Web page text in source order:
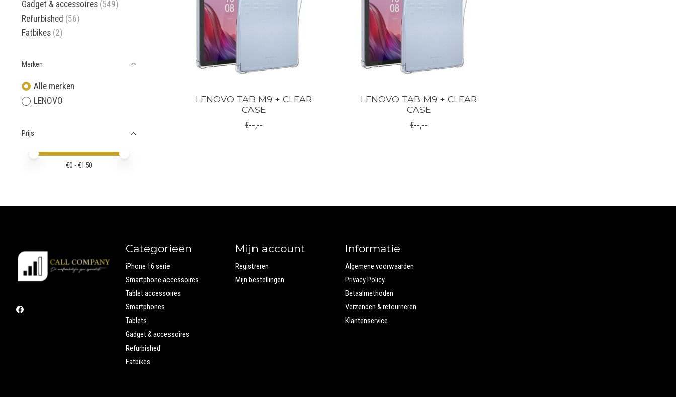
Gadget & accessoires (549)
Refurbished (56)
Fatbikes (2)
Merken
Alle merken
LENOVO
Prijs
Minimale prijswaarde
Price maximum value
€0 - €150
LENOVO TAB M9 + CLEAR
CASE
€--,--
LENOVO TAB M9 + CLEAR
CASE
€--,--
Categorieën
iPhone 16 serie
Smartphone accessoires
Tablet accessoires
Smartphones
Tablets
Gadget & accessoires
Refurbished
Fatbikes
Mijn account
Registreren
Mijn bestellingen
Informatie
Algemene voorwaarden
Privacy Policy
Betaalmethoden
Verzenden & retourneren
Klantenservice